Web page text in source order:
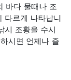
바다 물때나 조
다르게 나타납니
시 조황을 수시
시면 언제나 즐